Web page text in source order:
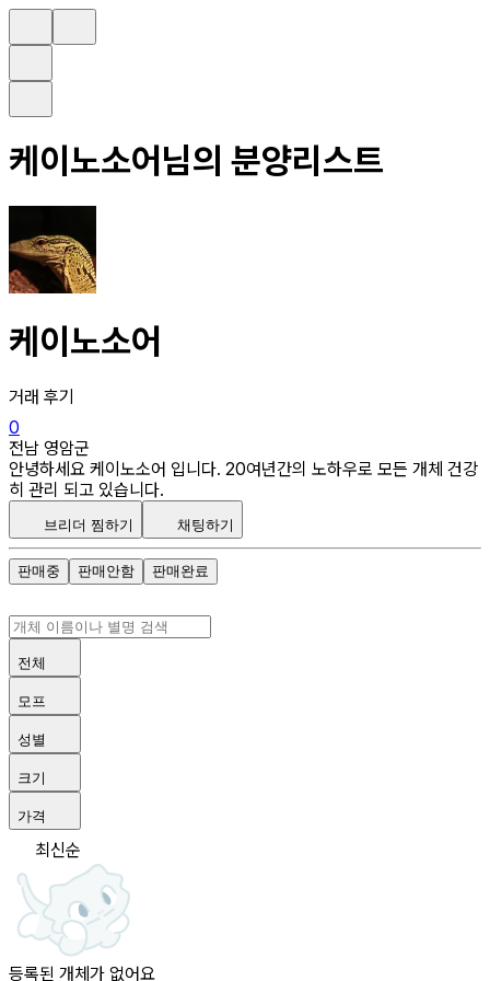
케이노소어 님의 분양리스트
케이노소어
거래 후기
0
전남 영암군
안녕하세요 케이노소어 입니다. 20여년간의 노하우로 모든 개체 건강
히 관리 되고 있습니다.
브리더 찜하기 채팅하기
판매중 판매안함 판매완료
전체
모프
성별
크기
가격
최신순
등록된 개체가 없어요